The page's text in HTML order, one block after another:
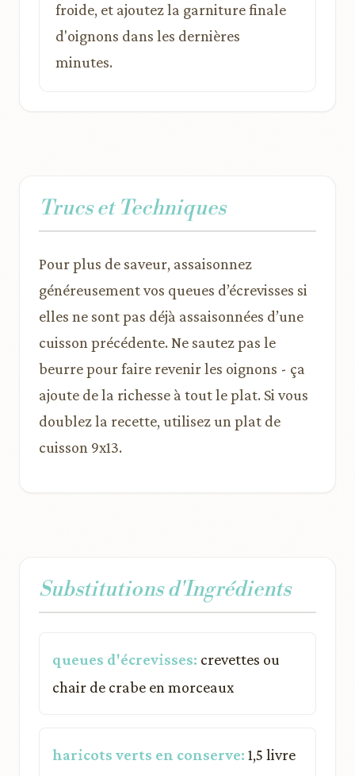
froide, et ajoutez la garniture finale
d'oignons dans les dernières
minutes.
Trucs et Techniques
Pour plus de saveur, assaisonnez
généreusement vos queues d’écrevisses si
elles ne sont pas déjà assaisonnées d’une
cuisson précédente. Ne sautez pas le
beurre pour faire revenir les oignons - ça
ajoute de la richesse à tout le plat. Si vous
doublez la recette, utilisez un plat de
cuisson 9x13.
Substitutions d'Ingrédients
queues d'écrevisses: crevettes ou
chair de crabe en morceaux
haricots verts en conserve: 1,5 livre